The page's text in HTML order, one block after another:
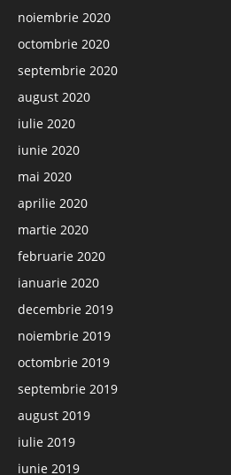
noiembrie 2020
octombrie 2020
septembrie 2020
august 2020
iulie 2020
iunie 2020
mai 2020
aprilie 2020
martie 2020
februarie 2020
ianuarie 2020
decembrie 2019
noiembrie 2019
octombrie 2019
septembrie 2019
august 2019
iulie 2019
iunie 2019